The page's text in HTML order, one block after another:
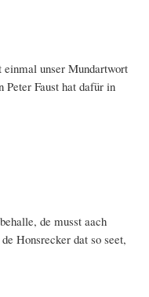
unser Mundartwort
Faust hat dafür in
de musst aach
Honsrecker dat so seet,